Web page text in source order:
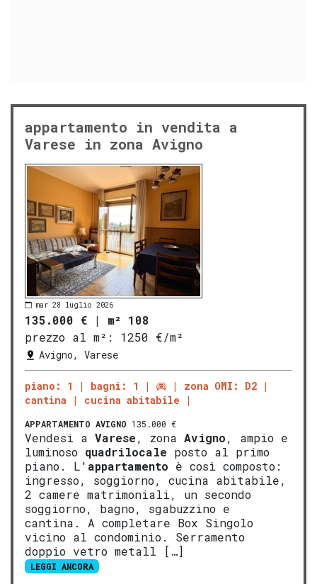
appartamento in vendita a
Varese in zona Avigno
mar 28 luglio 2026
135.000 € | m² 108
prezzo al m²:
1250 €/m²
Avigno, Varese
piano: 1 bagni: 1
zona OMI: D2
cantina
cucina abitabile
APPARTAMENTO AVIGNO 135.000 €
Vendesi a Varese, zona Avigno, ampio e
luminoso quadrilocale posto al primo
piano. L' appartamento è così composto:
ingresso, soggiorno, cucina abitabile,
2 camere matrimoniali, un secondo
soggiorno, bagno, sgabuzzino e
cantina. A completare Box Singolo
vicino al condominio. Serramento
doppio vetro metall […]
LEGGI ANCORA